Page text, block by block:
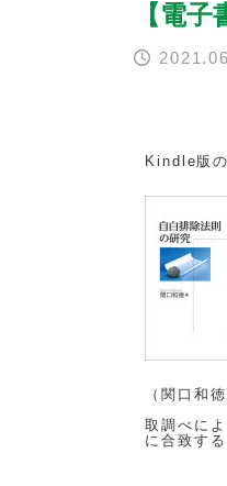
【電
Kindle版
（関口和
取調べに
に合致す